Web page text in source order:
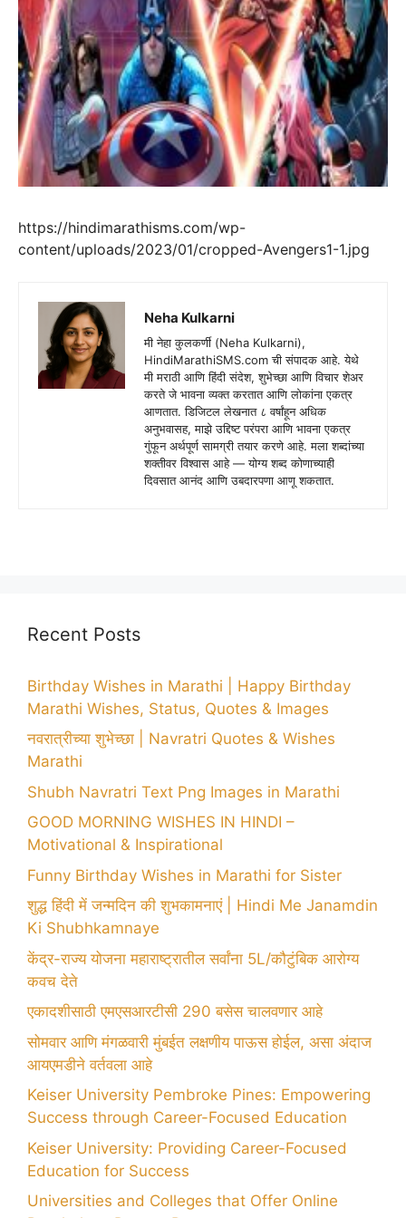
https://hindimarathisms.com/wp-
content/uploads/2023/01/cropped-Avengers1-1.jpg
Neha Kulkarni
मी नेहा कुलकर्णी (Neha Kulkarni),
HindiMarathiSMS.com ची संपादक आहे. येथे
मी मराठी आणि हिंदी संदेश, शुभेच्छा आणि विचार शेअर
करते जे भावना व्यक्त करतात आणि लोकांना एकत्र
आणतात. डिजिटल लेखनात ८ वर्षांहून अधिक
अनुभवासह, माझे उद्दिष्ट परंपरा आणि भावना एकत्र
गुंफून अर्थपूर्ण सामग्री तयार करणे आहे. मला शब्दांच्या
शक्तीवर विश्वास आहे — योग्य शब्द कोणाच्याही
दिवसात आनंद आणि उबदारपणा आणू शकतात.
Recent Posts
Birthday Wishes in Marathi | Happy Birthday
Marathi Wishes, Status, Quotes & Images
नवरात्रीच्या शुभेच्छा | Navratri Quotes & Wishes
Marathi
Shubh Navratri Text Png Images in Marathi
GOOD MORNING WISHES IN HINDI –
Motivational & Inspirational
Funny Birthday Wishes in Marathi for Sister
शुद्ध हिंदी में जन्मदिन की शुभकामनाएं | Hindi Me Janamdin
Ki Shubhkamnaye
केंद्र-राज्य योजना महाराष्ट्रातील सर्वांना 5L/कौटुंबिक आरोग्य
कवच देते
एकादशीसाठी एमएसआरटीसी 290 बसेस चालवणार आहे
सोमवार आणि मंगळवारी मुंबईत लक्षणीय पाऊस होईल, असा अंदाज
आयएमडीने वर्तवला आहे
Keiser University Pembroke Pines: Empowering
Success through Career-Focused Education
Keiser University: Providing Career-Focused
Education for Success
Universities and Colleges that Offer Online